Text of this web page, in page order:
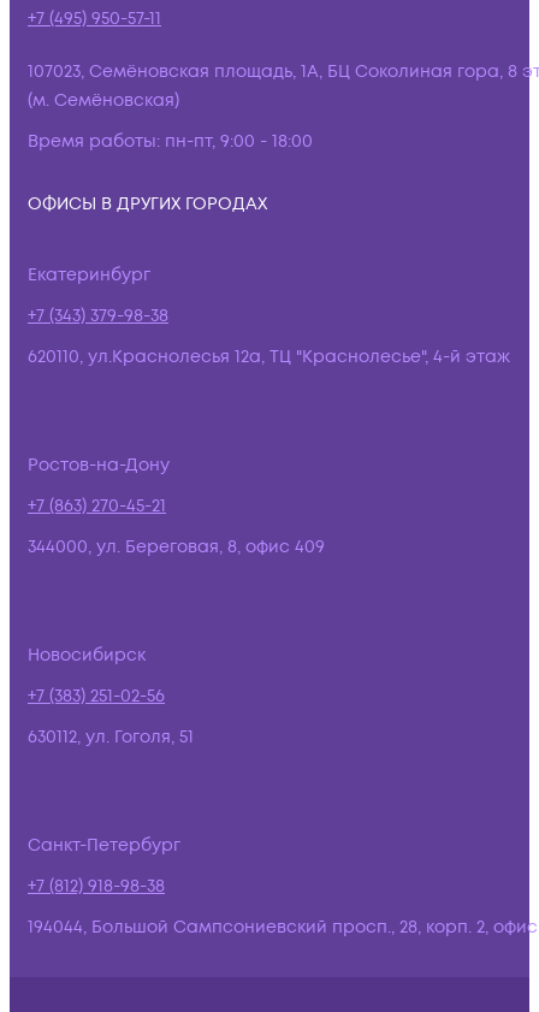
+7 (495) 950-57-11
107023, Семёновская площадь, 1А, БЦ Соколиная гора, 8
(м. Семёновская)
Время работы: пн-пт, 9:00 - 18:00
ОФИСЫ В ДРУГИХ ГОРОДАХ
Екатеринбург
+7 (343) 379-98-38
620110, ул.Краснолесья 12а, ТЦ "Краснолесье", 4-й этаж
Ростов-на-Дону
+7 (863) 270-45-21
344000, ул. Береговая, 8, офис 409
Новосибирск
+7 (383) 251-02-56
630112, ул. Гоголя, 51
Санкт-Петербург
+7 (812) 918-98-38
194044, Большой Сампсониевский просп., 28, корп. 2,